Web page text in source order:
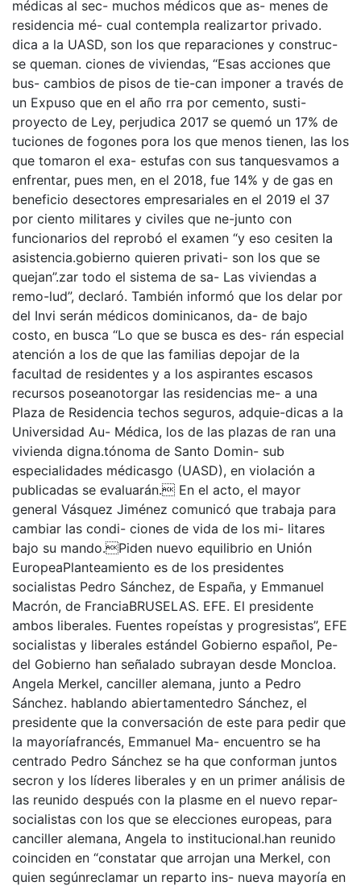
médicas al sec- muchos médicos que as- menes de
residencia mé- cual contempla realizartor privado.
dica a la UASD, son los que reparaciones y construc-
se queman. ciones de viviendas, “Esas acciones que
bus- cambios de pisos de tie-can imponer a través de
un Expuso que en el año rra por cemento, susti-
proyecto de Ley, perjudica 2017 se quemó un 17% de
tuciones de fogones pora los que menos tienen, las los
que tomaron el exa- estufas con sus tanquesvamos a
enfrentar, pues men, en el 2018, fue 14% y de gas en
beneficio desectores empresariales en el 2019 el 37
por ciento militares y civiles que ne-junto con
funcionarios del reprobó el examen “y eso cesiten la
asistencia.gobierno quieren privati- son los que se
quejan”.zar todo el sistema de sa- Las viviendas a
remo-lud”, declaró. También informó que los delar por
del Invi serán médicos dominicanos, da- de bajo
costo, en busca “Lo que se busca es des- rán especial
atención a los de que las familias depojar de la
facultad de residentes y a los aspirantes escasos
recursos poseanotorgar las residencias me- a una
Plaza de Residencia techos seguros, adquie-dicas a la
Universidad Au- Médica, los de las plazas de ran una
vivienda digna.tónoma de Santo Domin- sub
especialidades médicasgo (UASD), en violación a
publicadas se evaluarán. En el acto, el mayor
general Vásquez Jiménez comunicó que trabaja para
cambiar las condi- ciones de vida de los mi- litares
bajo su mando.Piden nuevo equilibrio en Unión
EuropeaPlanteamiento es de los presidentes
socialistas Pedro Sánchez, de España, y Emmanuel
Macrón, de FranciaBRUSELAS. EFE. El presidente
ambos liberales. Fuentes ropeístas y progresistas”, EFE
socialistas y liberales estándel Gobierno español, Pe-
del Gobierno han señalado subrayan desde Moncloa.
Angela Merkel, canciller alemana, junto a Pedro
Sánchez. hablando abiertamentedro Sánchez, el
presidente que la conversación de este para pedir que
la mayoríafrancés, Emmanuel Ma- encuentro se ha
centrado Pedro Sánchez se ha que conforman juntos
secron y los líderes liberales y en un primer análisis de
las reunido después con la plasme en el nuevo repar-
socialistas con los que se elecciones europeas, para
canciller alemana, Angela to institucional.han reunido
coinciden en “constatar que arrojan una Merkel, con
quien segúnreclamar un reparto ins- nueva mayoría en